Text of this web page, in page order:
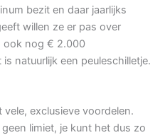
bezit en daar jaarlijks
willen ze er pas over
ook nog € 2.000
natuurlijk een peuleschilletje.
exclusieve voordelen.
limiet, je kunt het dus zo